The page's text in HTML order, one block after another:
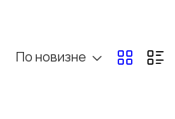
По новизне